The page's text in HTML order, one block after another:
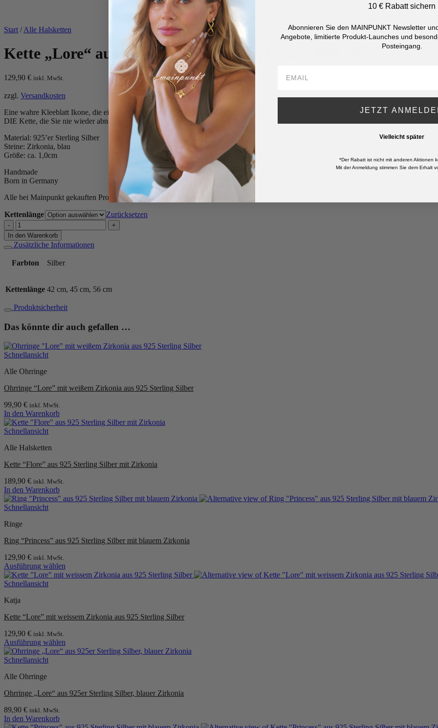
Start / Alle Halsketten
Kette „Lore“ aus 925er Sterling Silber, blauer Zirkonia
129,90 € inkl. MwSt.
zzgl. Versandkosten
Eine wahre Kleeblatt Ikone, die einen ganz besonderen Platz in unserem Herzen hat: Unsere Kette LORE.
DIE Kette, die Sie nie wieder abnehmen möchten.
Material: 925’er Sterling Silber
Steine: Zirkonia, blau
Größe: ca. 1,0cm
Handmade
Born in Germany
Alle bei Mainpunkt gekauften Produkte werden inklusive unserer eleganten Schmuckverpackung geliefert.
Kettenlänge
Zurücksetzen
Kette
„Lore“
aus
925er
Sterling
Silber,
Zirkonia
Menge
In den Warenkorb
Zusätzliche Informationen
Farbton Silber
Kettenlänge 42 cm, 45 cm, 56 cm
Produktsicherheit
Das könnte dir auch gefallen …
Schnellansicht
Alle Ohrringe
Ohrringe “Lore” mit weißem Zirkonia aus 925 Sterling Silber
99,90 € inkl. MwSt.
In den Warenkorb
Schnellansicht
Alle Halsketten
Kette “Flore” aus 925 Sterling Silber mit Zirkonia
189,90 € inkl. MwSt.
In den Warenkorb
Schnellansicht
Ringe
Ring “Princess” aus 925 Sterling Silber mit blauem Zirkonia
129,90 € inkl. MwSt.
Ausführung wählen
Dieses
Produkt
mehrere
auf.
Optionen
können
auf
der
gewählt
werden
Schnellansicht
Katja
Kette “Lore” mit weissem Zirkonia aus 925 Sterling Silber
129,90 € inkl. MwSt.
Ausführung wählen
Dieses
Produkt
mehrere
auf.
Optionen
können
Schnellansicht
Alle Ohrringe
Ohrringe „Lore“ aus 925er Sterling Silber, blauer Zirkonia
89,90 € inkl. MwSt.
In den Warenkorb
10 € Rabatt sichern
Abonnieren Sie den MAINPUNKT Newsletter
Angebote, limitierte Produkt-Launches und
Posteingang.
JETZT
Vielleicht später
*Der Rabatt ist nicht mit anderen Aktionen
Mit der Anmeldung stimmen Sie dem Erhalt